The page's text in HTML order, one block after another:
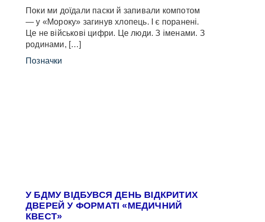
Поки ми доїдали паски й запивали компотом
— у «Мороку» загинув хлопець. І є поранені.
Це не військові цифри. Це люди. З іменами. З
родинами, […]
Позначки
У БДМУ ВІДБУВСЯ ДЕНЬ ВІДКРИТИХ
ДВЕРЕЙ У ФОРМАТІ «МЕДИЧНИЙ
КВЕСТ»